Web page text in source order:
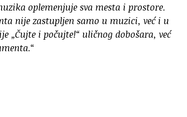
oplemenjuje sva mesta i prostore.
nije zastupljen samo u muzici, već i u
i počujte!“ uličnog dobošara, već
“